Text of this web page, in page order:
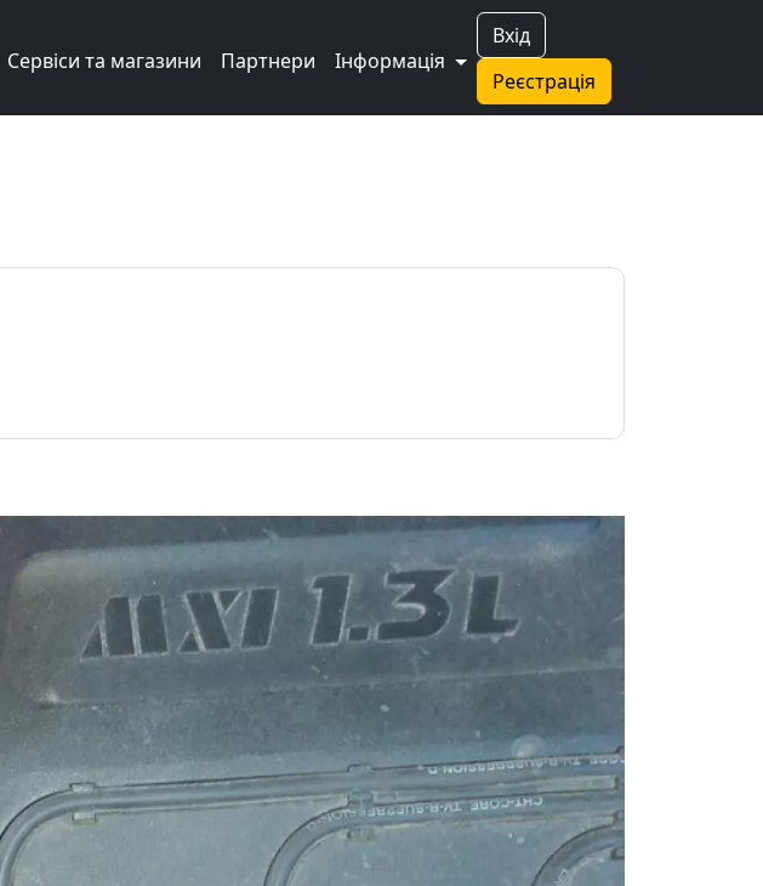
Вхід
Реєстрація
Сервіси та магазини Партнери Інформація